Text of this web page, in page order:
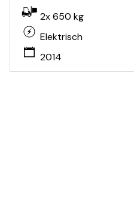
2x 650 kg
Elektrisch
2014